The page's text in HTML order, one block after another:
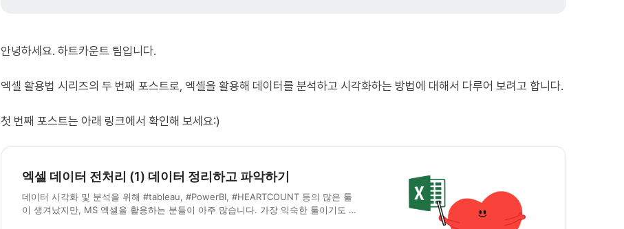
안녕하세요. 하트카운트 팀입니다.
엑셀 활용법 시리즈의 두 번째 포스트로, 엑셀을 활용해 데이터를 분석하고 시각화하는 방법에 대해서 다루어 보려고 합니다.​
첫 번째 포스트는 아래 링크에서 확인해 보세요:)
엑셀 데이터 전처리 (1) 데이터 정리하고 파악하기
데이터 시각화 및 분석을 위해 #tableau, #PowerBI, #HEARTCOUNT 등의 많은 툴
이 생겨났지만, MS 엑셀을 활용하는 분들이 아주 많습니다. 가장 익숙한 툴이기도 하